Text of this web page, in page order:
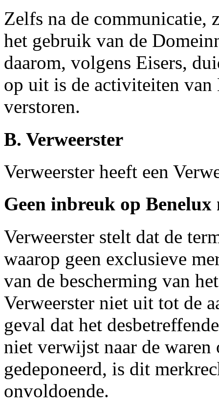
Zelfs na de communicatie,
het gebruik van de
daarom, volgens Eisers,
op uit is de activiteiten van
verstoren.
B. Verweerster
Verweerster heeft een
Geen inbreuk op
Verweerster stelt dat de
waarop geen exclusieve
van de bescherming van
Verweerster niet uit tot de
geval dat het
niet verwijst naar de
gedeponeerd, is dit
onvoldoende.